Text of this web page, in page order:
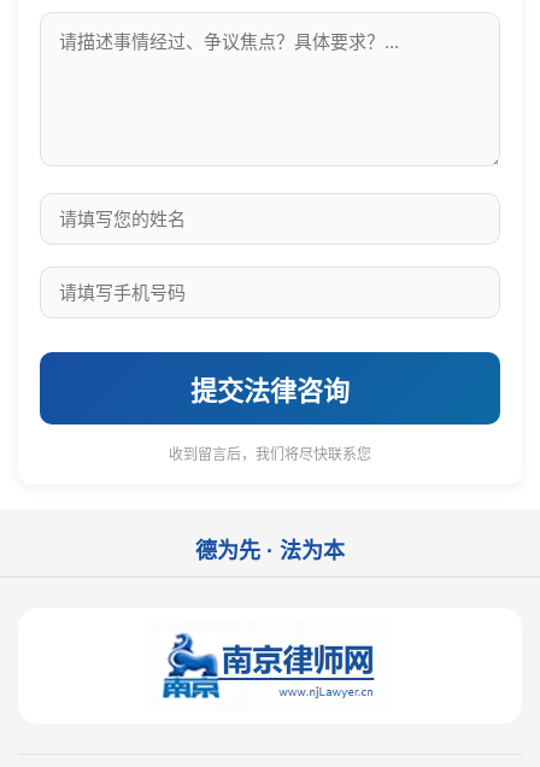
提交法律咨询
收到留言后，我们将尽快联系您
德为先 · 法为本